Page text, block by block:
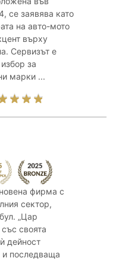
се заявява като
на авто-мото
върху
Сервизът е
за
марки ...
фирма с
сектор,
„Цар
своята
дейност
и последваща